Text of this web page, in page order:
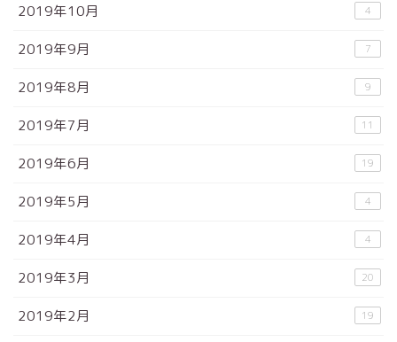
2019年10月 4
2019年9月 7
2019年8月 9
2019年7月 11
2019年6月 19
2019年5月 4
2019年4月 4
2019年3月 20
2019年2月 19